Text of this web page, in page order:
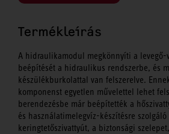
Termékleírás
A hidraulikamodul megkönnyíti a levegő-
beépítését a hidraulikus rendszerbe, és
készülékburkolattal van felszerelve.
komponenst egyetlen művelettel lehet
berendezésbe már beépítették a
és használatimelegvíz-készítésre szolgáló
keringtetőszivattyút, a biztonsági